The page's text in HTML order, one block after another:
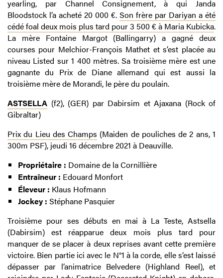
yearling, par Channel Consignement, à qui Janda
Bloodstock l’a acheté 20 000 €. Son frère par Dariyan a été
cédé foal deux mois plus tard pour 3 500 € à Maria Kubicka.
La mère Fontaine Margot (Ballingarry) a gagné deux
courses pour Melchior-François Mathet et s’est placée au
niveau Listed sur 1 400 mètres. Sa troisième mère est une
gagnante du Prix de Diane allemand qui est aussi la
troisième mère de Morandi, le père du poulain.
ASTSELLA (f2), (GER) par Dabirsim et Ajaxana (Rock of
Gibraltar)
Prix du Lieu des Champs (Maiden de pouliches de 2 ans,1
300m PSF), jeudi 16 décembre 2021 à Deauville.
Propriétaire : Domaine de la Cornillière
Entraîneur : Edouard Monfort
Éleveur : Klaus Hofmann
Jockey : Stéphane Pasquier
Troisième pour ses débuts en mai à La Teste, Astsella
(Dabirsim) est réapparue deux mois plus tard pour
manquer de se placer à deux reprises avant cette première
victoire. Bien partie ici avec le N°1 à la corde, elle s’est laissé
dépasser par l’animatrice Belvedere (Highland Reel), et